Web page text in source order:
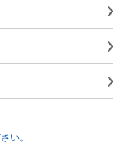
い。